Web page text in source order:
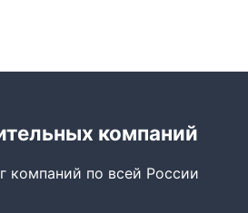
компаний
компаний по всей России